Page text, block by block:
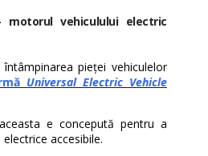
motorul vehiculului electric
pieței vehiculelor
Universal Electric Vehicle
e concepută pentru a
accesibile.